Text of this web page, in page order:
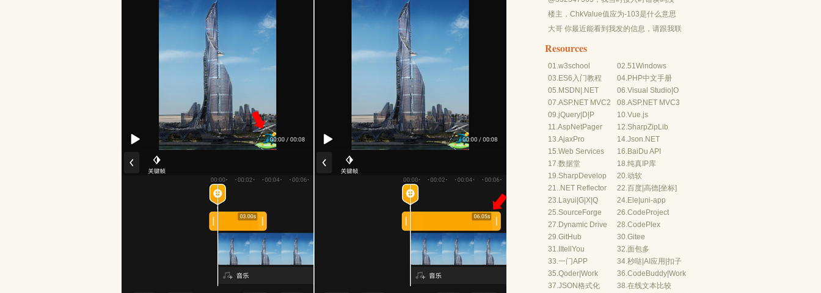
有-10...
楼主，ChkValue值应为-103是什么意思
呢？...
大哥 你最近能看到我发的信息，请跟我联
Resources
01.w3school 02.51Windows
03.ES6入门教程 04.PHP中文手册
05.MSDN .NET 06.Visual Studio O
07.ASP.NET MVC2 08.ASP.NET MVC3
09.jQuery D P 10.Vue.js
11.AspNetPager 12.SharpZipLib
13.AjaxPro 14.Json.NET
15.Web Services 16.BaiDu API
17.数据堂 18.纯真IP库
19.SharpDevelop 20.动软
21..NET Reflector 22.百度 高德[坐标]
23.Layui G X Q 24.Ele uni-app
25.SourceForge 26.CodeProject
27.Dynamic Drive 28.CodePlex
29.GitHub 30.Gitee
31. IItellYou 32.面包多
33.一门APP 34.秒哒 AI应用 扣子
35.Qoder Work 36.CodeBuddy Work
37.JSON格式化 38.在线文本比较